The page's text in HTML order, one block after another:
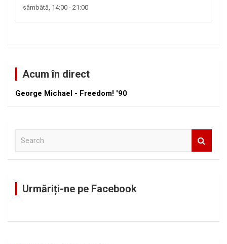
sâmbătă, 14:00 - 21:00
Acum în direct
George Michael - Freedom! '90
Urmăriți-ne pe Facebook